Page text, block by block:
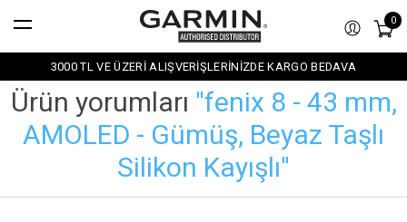
0
3000 TL VE ÜZERİ ALIŞVERİŞLERİNİZDE KARGO BEDAVA
Ürün yorumları fenix 8 - 43 mm,
AMOLED - Gümüş, Beyaz Taşlı
Silikon Kayışlı